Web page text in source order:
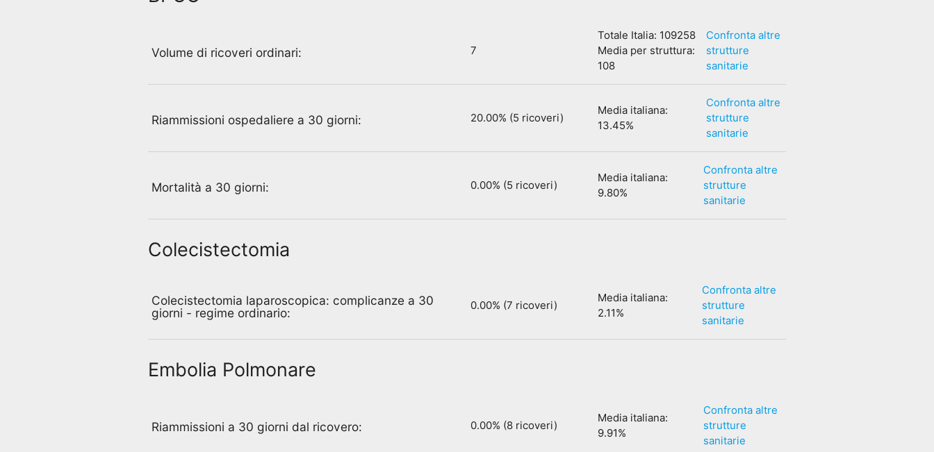
Volume di ricoveri ordinari: 7
Totale Italia: 109258
Media per struttura:
108
Confronta altre
strutture
sanitarie
Riammissioni ospedaliere a 30 giorni: 20.00% (5 ricoveri)
Media italiana:
13.45%
Confronta altre
strutture
sanitarie
Mortalità a 30 giorni: 0.00% (5 ricoveri)
Media italiana:
9.80%
Confronta altre
strutture
sanitarie
Colecistectomia
Colecistectomia laparoscopica: complicanze a 30
giorni - regime ordinario:
0.00% (7 ricoveri)
Media italiana:
2.11%
Confronta altre
strutture
sanitarie
Embolia Polmonare
Riammissioni a 30 giorni dal ricovero: 0.00% (8 ricoveri)
Media italiana:
9.91%
Confronta altre
strutture
sanitarie